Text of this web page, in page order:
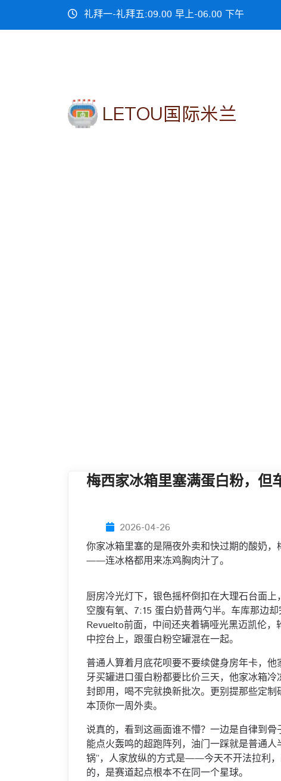
礼拜一-礼拜五:09.00 早上-06.00 下午
梅西家冰箱里塞满蛋白粉，但
2026-04-26
你家冰箱里塞的是隔夜外卖和快过期的酸奶
——连冰格都用来冻鸡胸肉汁了。
厨房冷光灯下，银色摇杯倒扣在大理石台面
空腹有氧、7:15 蛋白奶昔两勺半。车库那边
Revuelto前面，中间还夹着辆哑光黑迈凯伦
中控台上，跟蛋白粉空罐混在一起。
普通人算着月底花呗要不要续健身房年卡，
牙买罐进口蛋白粉都要比价三天，他家冰箱冷
封即用，喝不完就换新批次。更别提那些定
本顶你一周外卖。
说真的，看到这画面谁不懵？一边是自律到
能点火轰鸣的超跑阵列，油门一踩就是普通
锅”，人家放纵的方式是——今天不开法拉利
的，是赛道起点根本不在同一个星球。